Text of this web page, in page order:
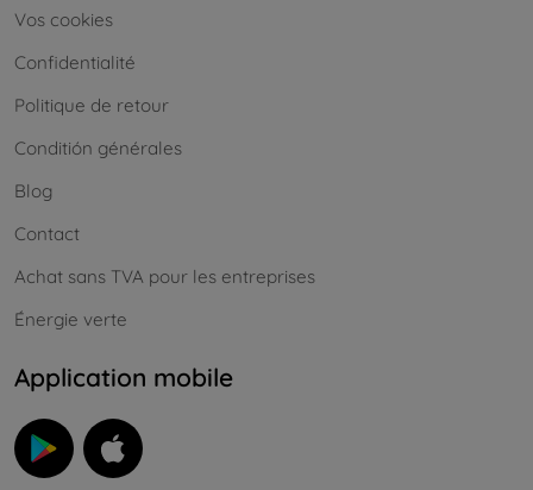
Vos cookies
Confidentialité
Politique de retour
Conditión générales
Blog
Contact
Achat sans TVA pour les entreprises
Énergie verte
Application mobile